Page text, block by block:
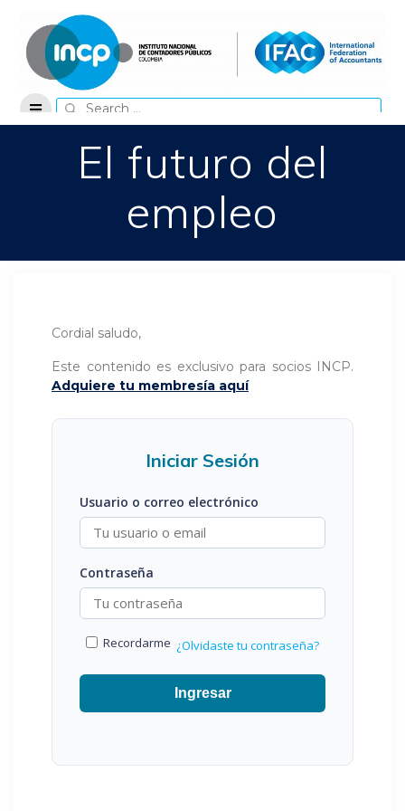
content
Search
for:
El futuro del
empleo
Cordial saludo,
Este contenido es exclusivo para socios INCP.
Adquiere tu membresía aquí
Iniciar Sesión
Usuario o correo electrónico
Contraseña
Recordarme ¿Olvidaste tu contraseña?
Ingresar